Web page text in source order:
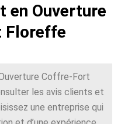
en Ouverture
Floreffe
Coffre-Fort
les avis clients et
une entreprise qui